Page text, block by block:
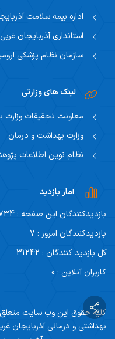
اداره بیمه سلامت
استانداری آذربایجان غربی
سازمان نظام پزشکی
لینک های وزارتی
معاونت تحقیقات وزارت
وزارت بهداشت و درمان
نظام نوین اطلاعات
آمار بازدید
بازدیدکنندگان این صفحه : 734
بازدیدکنندگان امروز : 7
کل بازدید کنندگان : 31242
کاربران آنلاین : 0
کلیه حقوق این وب سایت
بهداشتی و درمانی آذربایجان